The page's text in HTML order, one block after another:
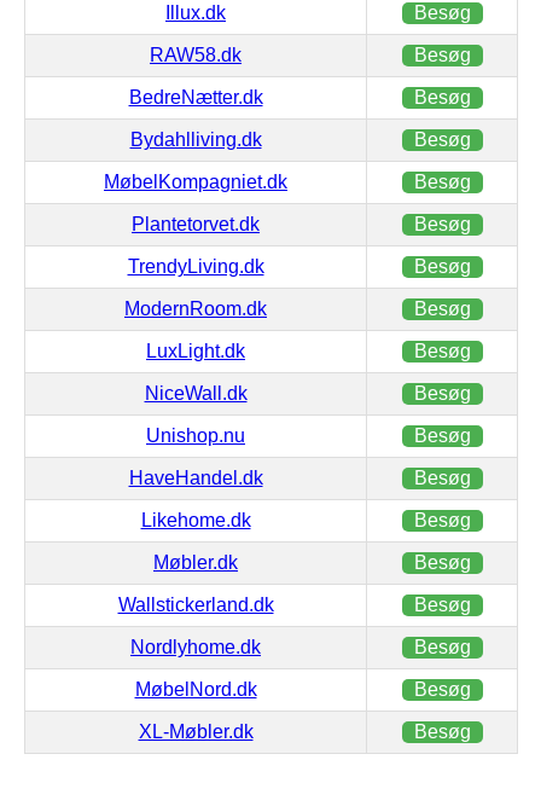
Illux.dk Besøg
RAW58.dk Besøg
BedreNætter.dk Besøg
Bydahlliving.dk Besøg
MøbelKompagniet.dk Besøg
Plantetorvet.dk Besøg
TrendyLiving.dk Besøg
ModernRoom.dk Besøg
LuxLight.dk Besøg
NiceWall.dk Besøg
Unishop.nu Besøg
HaveHandel.dk Besøg
Likehome.dk Besøg
Møbler.dk Besøg
Wallstickerland.dk Besøg
Nordlyhome.dk Besøg
MøbelNord.dk Besøg
XL-Møbler.dk Besøg